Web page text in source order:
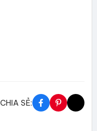
CHIA SẺ: